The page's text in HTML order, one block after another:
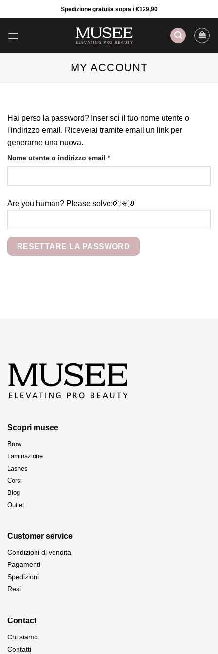
ai
Spedizione gratuita sopra i €129,90
MY ACCOUNT
Hai perso la password? Inserisci il tuo nome utente o
l'indirizzo email. Riceverai tramite email un link per
generarne una nuova.
Nome utente o indirizzo email *Richiesto
Are you human? Please solve:
RESETTARE LA PASSWORD
Scopri musee
Brow
Laminazione
Lashes
Corsi
Blog
Outlet
Customer service
Condizioni di vendita
Pagamenti
Spedizioni
Resi
Contact
Chi siamo
Contatti